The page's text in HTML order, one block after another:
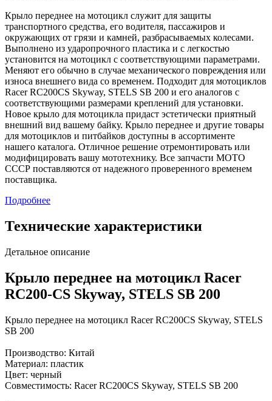
Крыло переднее на мотоцикл служит для защиты
транспортного средства, его водителя, пассажиров и
окружающих от грязи и камней, разбрасываемых колесами.
Выполнено из ударопрочного пластика и с легкостью
установится на мотоцикл с соответствующими параметрами.
Меняют его обычно в случае механического повреждения или
износа внешнего вида со временем. Подходит для мотоциклов
Racer RC200CS Skyway, STELS SB 200 и его аналогов с
соответствующими размерами креплений для установки.
Новое крыло для мотоцикла придаст эстетически приятный
внешний вид вашему байку. Крыло переднее и другие товары
для мотоциклов и питбайков доступны в ассортименте
нашего каталога. Отличное решение отремонтировать или
модифицировать вашу мототехнику. Все запчасти МОТО
СССР поставляются от надежного проверенного временем
поставщика.
Подробнее
Технические характеристики
Детальное описание
Крыло переднее на мотоцикл Racer
RC200-CS Skyway, STELS SB 200
Крыло переднее на мотоцикл Racer RC200CS Skyway, STELS
SB 200
Производство: Китай
Материал: пластик
Цвет: черный
Совместимость: Racer RC200CS Skyway, STELS SB 200